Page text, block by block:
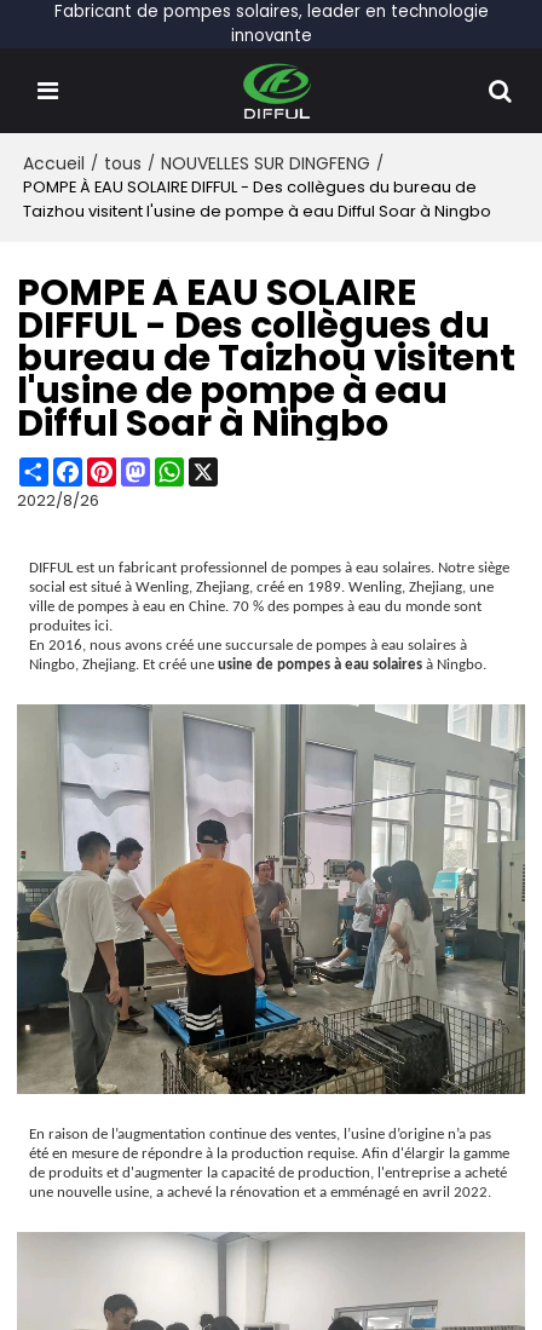
Fabricant de pompes solaires, leader en technologie
innovante
Accueil / tous / NOUVELLES SUR DINGFENG /
POMPE À EAU SOLAIRE DIFFUL - Des collègues du bureau de
Taizhou visitent l'usine de pompe à eau Difful Soar à Ningbo
POMPE À EAU SOLAIRE
DIFFUL - Des collègues du
bureau de Taizhou visitent
l'usine de pompe à eau
Difful Soar à Ningbo
ShareFacebook
PinterestMastodonWhatsApp
2022/8/26
DIFFUL est un fabricant professionnel de pompes à eau solaires. Notre siège
social est situé à Wenling, Zhejiang, créé en 1989. Wenling, Zhejiang, une
ville de pompes à eau en Chine. 70 % des pompes à eau du monde sont
produites ici.
En 2016, nous avons créé une succursale de pompes à eau solaires à
Ningbo, Zhejiang. Et créé uneusine de pompes à eau solaires à Ningbo.
En raison de l’augmentation continue des ventes, l’usine d’origine n’a pas
été en mesure de répondre à la production requise. Afin d'élargir la gamme
de produits et d'augmenter la capacité de production, l'entreprise a acheté
une nouvelle usine, a achevé la rénovation et a emménagé en avril 2022.